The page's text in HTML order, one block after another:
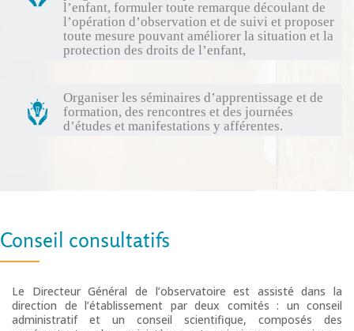
l’enfant, formuler toute remarque découlant de
l’opération d’observation et de suivi et proposer
toute mesure pouvant améliorer la situation et la
protection des droits de l’enfant,
Organiser les séminaires d’apprentissage et de
formation, des rencontres et des journées
d’études et manifestations y afférentes.
Conseil consultatifs
Le Directeur Général de l’observatoire est assisté dans la
direction de l’établissement par deux comités : un conseil
administratif et un conseil scientifique, composés des